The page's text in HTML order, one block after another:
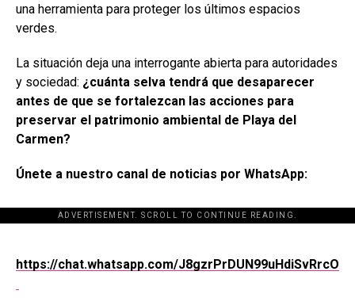
una herramienta para proteger los últimos espacios
verdes.
La situación deja una interrogante abierta para autoridades
y sociedad: ¿cuánta selva tendrá que desaparecer
antes de que se fortalezcan las acciones para
preservar el patrimonio ambiental de Playa del
Carmen?
Únete a nuestro canal de noticias por WhatsApp:
ADVERTISEMENT. SCROLL TO CONTINUE READING.
[adsforwp id="243463"]
https://chat.whatsapp.com/J8gzrPrDUN99uHdiSvRrcO